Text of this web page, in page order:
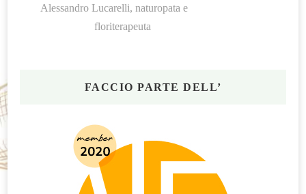
Alessandro Lucarelli, naturopata e
floriterapeuta
FACCIO PARTE DELL’